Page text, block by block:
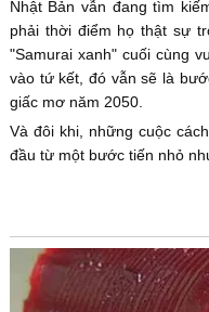
Nhật Bản vẫn đang tìm
phải thời điểm họ thật sự
"Samurai xanh" cuối cùng
vào tứ kết, đó vẫn sẽ là
giấc mơ năm 2050.
Và đôi khi, những cuộc
đầu từ một bước tiến nhỏ